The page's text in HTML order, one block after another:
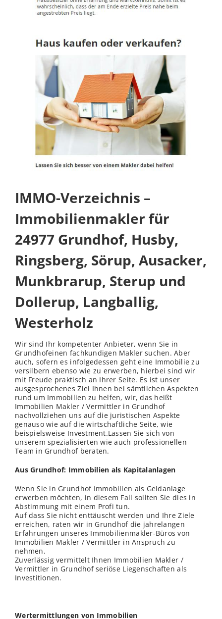
IMMO-Verzeichnis –
Immobilienmakler für
24977 Grundhof, Husby,
Ringsberg, Sörup, Ausacker,
Munkbrarup, Sterup und
Dollerup, Langballig,
Westerholz
Wir sind Ihr kompetenter Anbieter, wenn Sie in
Grundhofeinen fachkundigen Makler suchen. Aber
auch, sofern es infolgedessen geht eine Immobilie zu
versilbern ebenso wie zu erwerben, hierbei sind wir
mit Freude praktisch an Ihrer Seite. Es ist unser
ausgesprochenes Ziel Ihnen bei sämtlichen Aspekten
rund um Immobilien zu helfen, wir, das heißt
Immobilien Makler / Vermittler in Grundhof
nachvollziehen uns auf die juristischen Aspekte
genauso wie auf die wirtschaftliche Seite, wie
beispielsweise Investment.Lassen Sie sich von
unserem spezialisierten wie auch professionellen
Team in Grundhof beraten.
Aus Grundhof: Immobilien als Kapitalanlagen
Wenn Sie in Grundhof Immobilien als Geldanlage
erwerben möchten, in diesem Fall sollten Sie dies in
Abstimmung mit einem Profi tun.
Auf dass Sie nicht enttäuscht werden und Ihre Ziele
erreichen, raten wir in Grundhof die jahrelangen
Erfahrungen unseres Immobilienmakler-Büros von
Immobilien Makler / Vermittler in Anspruch zu
nehmen.
Zuverlässig vermittelt Ihnen Immobilien Makler /
Vermittler in Grundhof seriöse Liegenschaften als
Investitionen.
Wertermittlungen von Immobilien